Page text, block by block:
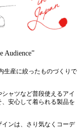
Audience”
生産に絞ったものづくりで
ャツなど普段使えるアイ
安心して着られる製品を
ンは、さり気なくコーデ